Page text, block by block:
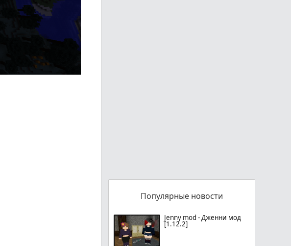
Популярные новости
Jenny mod - Дженни мод
[1.12.2]